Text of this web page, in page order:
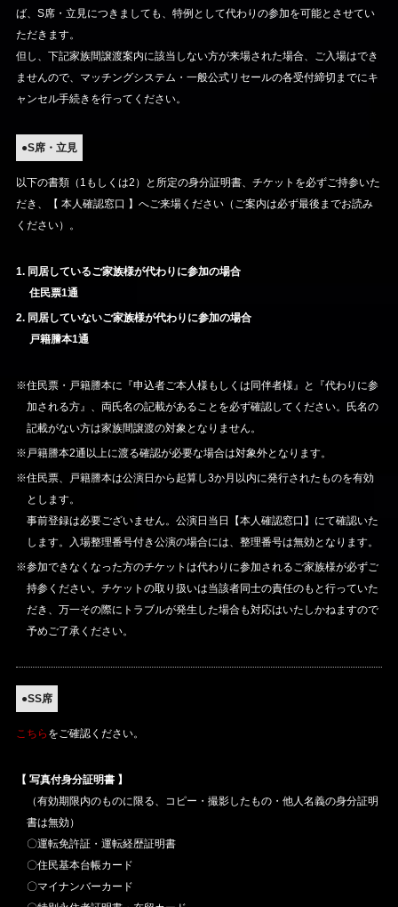
ば、S席・立見につきましても、特例として代わりの参加を可能とさせてい
ただきます。
但し、下記家族間譲渡案内に該当しない方が来場された場合、ご入場はでき
ませんので、マッチングシステム・一般公式リセールの各受付締切までにキ
ャンセル手続きを行ってください。
●S席・立見
以下の書類（1もしくは2）と所定の身分証明書、チケットを必ずご持参いた
だき、【 本人確認窓口 】へご来場ください（ご案内は必ず最後までお読み
ください）。
1. 同居しているご家族様が代わりに参加の場合
住民票1通
2. 同居していないご家族様が代わりに参加の場合
戸籍謄本1通
※住民票・戸籍謄本に『申込者ご本人様もしくは同伴者様』と『代わりに参
加される方』、両氏名の記載があることを必ず確認してください。氏名の
記載がない方は家族間譲渡の対象となりません。
※戸籍謄本2通以上に渡る確認が必要な場合は対象外となります。
※住民票、戸籍謄本は公演日から起算し3か月以内に発行されたものを有効
とします。
事前登録は必要ございません。公演日当日【本人確認窓口】にて確認いた
します。入場整理番号付き公演の場合には、整理番号は無効となります。
※参加できなくなった方のチケットは代わりに参加されるご家族様が必ずご
持参ください。チケットの取り扱いは当該者同士の責任のもと行っていた
だき、万一その際にトラブルが発生した場合も対応はいたしかねますので
予めご了承ください。
●SS席
こちら をご確認ください。
【 写真付身分証明書 】
（有効期限内のものに限る、コピー・撮影したもの・他人名義の身分証明
書は無効）
〇運転免許証・運転経歴証明書
〇住民基本台帳カード
〇マイナンバーカード